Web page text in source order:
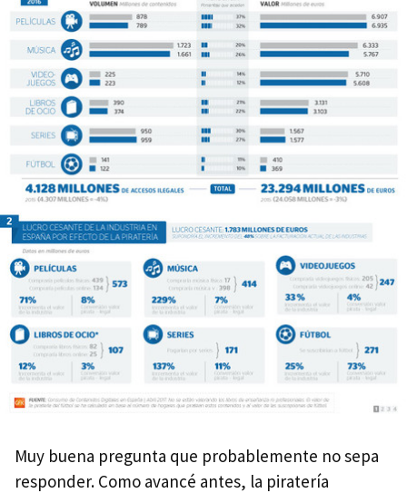
Muy buena pregunta que probablemente no sepa
responder. Como avancé antes, la piratería